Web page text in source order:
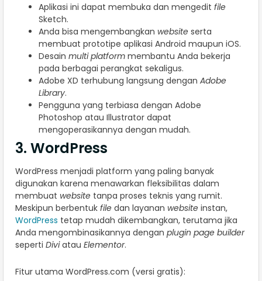
Aplikasi ini dapat membuka dan mengedit file
Sketch.
Anda bisa mengembangkan website serta
membuat prototipe aplikasi Android maupun iOS.
Desain multi platform membantu Anda bekerja
pada berbagai perangkat sekaligus.
Adobe XD terhubung langsung dengan Adobe
Library.
Pengguna yang terbiasa dengan Adobe
Photoshop atau Illustrator dapat
mengoperasikannya dengan mudah.
3. WordPress
WordPress menjadi platform yang paling banyak
digunakan karena menawarkan fleksibilitas dalam
membuat website tanpa proses teknis yang rumit.
Meskipun berbentuk file dan layanan website instan,
WordPress tetap mudah dikembangkan, terutama jika
Anda mengombinasikannya dengan plugin page builder
seperti Diviatau Elementor.
Fitur utama WordPress.com (versi gratis):